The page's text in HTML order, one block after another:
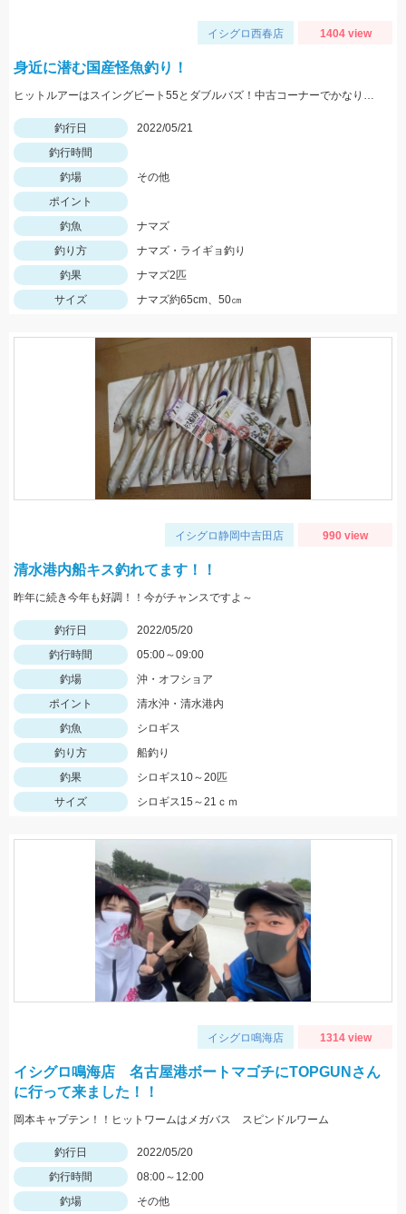
イシグロ西春店 1404 view
身近に潜む国産怪魚釣り！
ヒットルアーはスイングビート55とダブルバズ！中古コーナーでかなりお値打ちとなっております！
釣行日
2022/05/21
釣行時間
釣場
その他
ポイント
釣魚
ナマズ
釣り方
ナマズ・ライギョ釣り
釣果
ナマズ2匹
サイズ
ナマズ約65cm、50㎝
イシグロ静岡中吉田店 990 view
清水港内船キス釣れてます！！
昨年に続き今年も好調！！今がチャンスですよ～
釣行日
2022/05/20
釣行時間
05:00～09:00
釣場
沖・オフショア
ポイント
清水沖・清水港内
釣魚
シロギス
釣り方
船釣り
釣果
シロギス10～20匹
サイズ
シロギス15～21ｃｍ
イシグロ鳴海店 1314 view
イシグロ鳴海店 名古屋港ボートマゴチにTOPGUNさん
に行って来ました！！
岡本キャプテン！！ヒットワームはメガバス スピンドルワーム
釣行日
2022/05/20
釣行時間
08:00～12:00
釣場
その他